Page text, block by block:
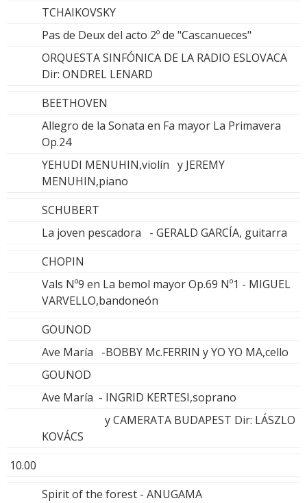
TCHAIKOVSKY
Pas de Deux del acto 2º de "Cascanueces"
ORQUESTA SINFÓNICA DE LA RADIO ESLOVACA
Dir: ONDREL LENARD
BEETHOVEN
Allegro de la Sonata en Fa mayor La Primavera
Op.24
YEHUDI MENUHIN,violín y JEREMY
MENUHIN,piano
SCHUBERT
La joven pescadora - GERALD GARCÍA, guitarra
CHOPIN
Vals Nº9 en La bemol mayor Op.69 Nº1 - MIGUEL
VARVELLO,bandoneón
GOUNOD
Ave María -BOBBY Mc.FERRIN y YO YO MA,cello
GOUNOD
Ave María - INGRID KERTESI,soprano
y CAMERATA BUDAPEST Dir: LÁSZLO
KOVÁCS
10.00
Spirit of the forest - ANUGAMA